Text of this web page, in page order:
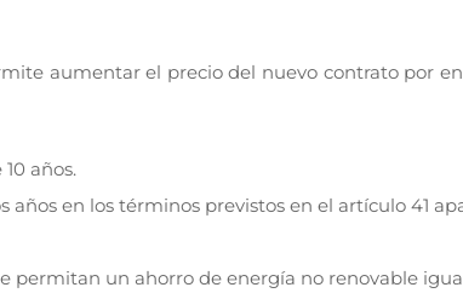
aumentar el precio del nuevo contrato por
años.
en los términos previstos en el artículo 41
permitan un ahorro de energía no renovable